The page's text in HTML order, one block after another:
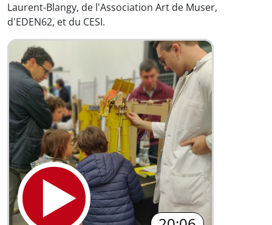
Laurent-Blangy, de l'Association Art de Muser,
d'EDEN62, et du CESI.